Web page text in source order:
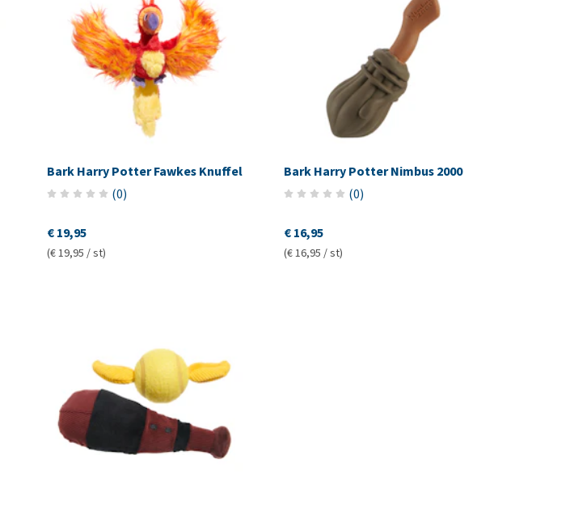
Bark Harry Potter Fawkes Knuffel
(0)
€ 19,95
(€ 19,95 / st)
Bark Harry Potter Nimbus 2000
(0)
€ 16,95
(€ 16,95 / st)